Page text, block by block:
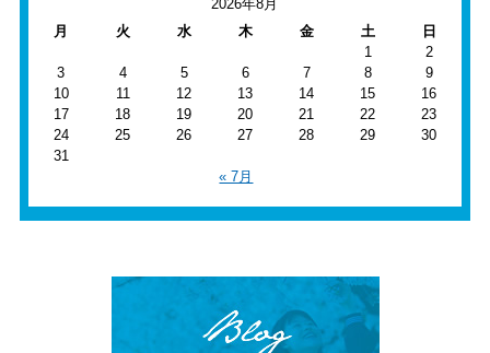
2026年8月
月
火 水 木 金 土
日
1
2
3
4 5 6 7 8
9
10
11 12 13 14 15
16
17
18 19 20 21 22
23
24
25 26 27 28 29
30
31
« 7月